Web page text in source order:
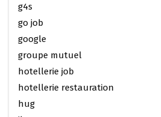
g4s
go job
google
groupe mutuel
hotellerie job
hotellerie restauration
hug